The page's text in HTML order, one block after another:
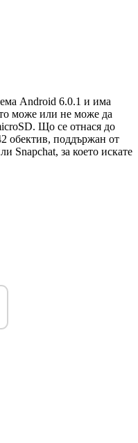
Android 6.0.1 и има
може или не може да
Що се отнася до
обектив, поддържан от
Snapchat, за което искате